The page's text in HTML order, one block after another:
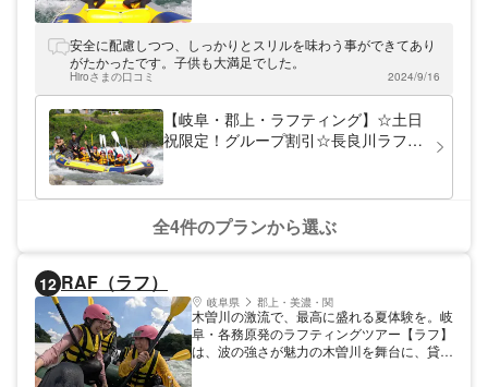
陸自動車道「美並IC」より車で約10分、徒
歩は長良川鉄道「八坂駅」より約3分とアク
セスも良好！ぜひお気軽にお越しください。
安全に配慮しつつ、しっかりとスリルを味わう事ができてあり
がたかったです。子供も大満足でした。
Hiroさまの口コミ 2024/9/16
【岐阜・郡上・ラフティング】☆土日
祝限定！グループ割引☆長良川ラフテ
全4件のプランから選ぶ
12 RAF（ラフ）
岐阜県 郡上・美濃・関
木曽川の激流で、最高に盛れる夏体験を。岐
阜・各務原発のラフティングツアー【ラフ】
は、波の強さが魅力の木曽川を舞台に、貸切